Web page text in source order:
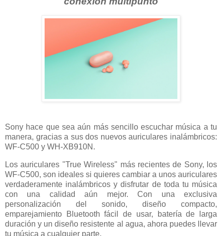
Sony hace que sea aún más sencillo escuchar música a tu
manera, gracias a sus dos nuevos auriculares inalámbricos:
WF-C500 y WH-XB910N.
Los auriculares "True Wireless" más recientes de Sony, los
WF-C500, son ideales si quieres cambiar a unos auriculares
verdaderamente inalámbricos y disfrutar de toda tu música
con una calidad aún mejor. Con una exclusiva
personalización del sonido, diseño compacto,
emparejamiento Bluetooth fácil de usar, batería de larga
duración y un diseño resistente al agua, ahora puedes llevar
tu música a cualquier parte.